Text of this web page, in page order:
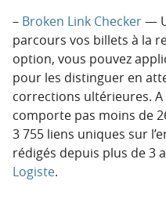
– Broken Link Checker—
parcours vos billets à la
option, vous pouvez
pour les distinguer en
corrections ultérieures.
comporte pas moins de
3 755 liens uniques sur
rédigés depuis plus de 3
Logiste.